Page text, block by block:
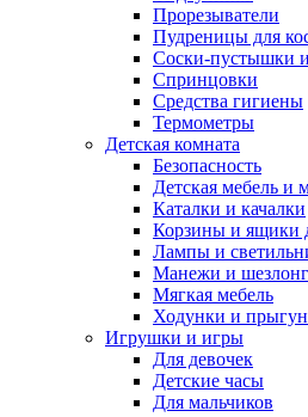
Прорезыватели
Пудреницы для
Соски-пустышки
Спринцовки
Средства гигиены
Термометры
Детская комната
Безопасность
Детская мебель и
Каталки и качалки
Корзины и ящики
Лампы и
Манежи и
Мягкая мебель
Ходунки и
Игрушки и игры
Для девочек
Детские часы
Для мальчиков